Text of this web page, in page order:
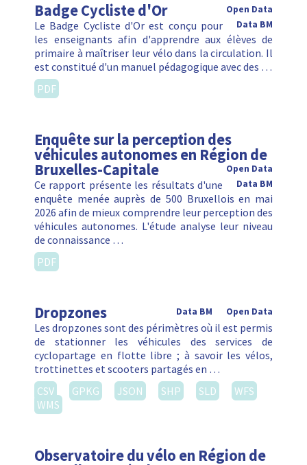
Badge Cycliste d'Or
Open Data
Data BM
Le Badge Cycliste d'Or est conçu pour
les enseignants afin d'apprendre aux élèves de
primaire à maîtriser leur vélo dans la circulation. Il
est constitué d'un manuel pédagogique avec des …
PDF
Enquête sur la perception des
véhicules autonomes en Région de
Bruxelles-Capitale
Open Data
Data BM
Ce rapport présente les résultats d'une
enquête menée auprès de 500 Bruxellois en mai
2026 afin de mieux comprendre leur perception des
véhicules autonomes. L'étude analyse leur niveau
de connaissance …
PDF
Dropzones Open Data
Data BM
Les dropzones sont des périmètres où il est permis
de stationner les véhicules des services de
cyclopartage en flotte libre ; à savoir les vélos,
trottinettes et scooters partagés en …
CSV
GPKG JSON SHP SLD
WFS
WMS
Observatoire du vélo en Région de